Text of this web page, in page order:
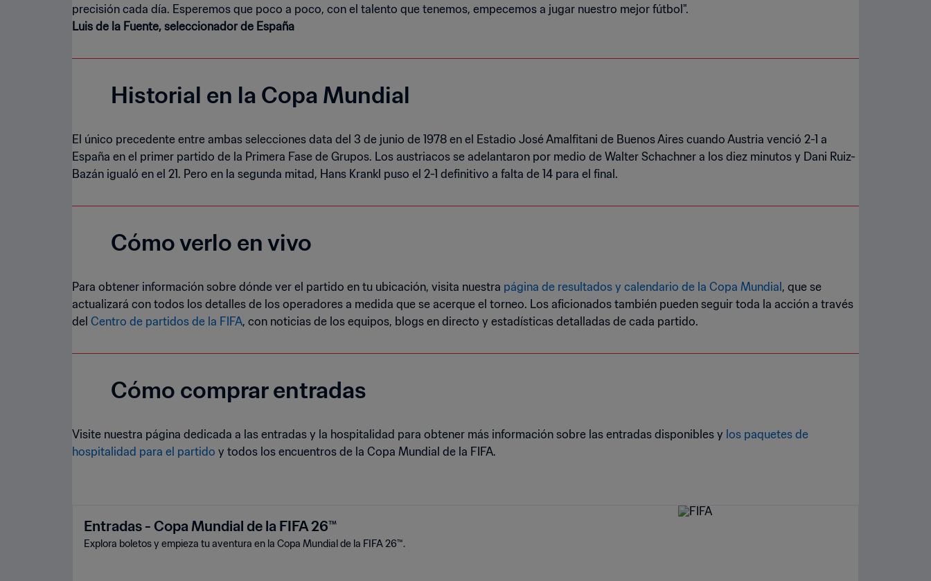
precisión cada día. Esperemos que poco a poco, con el talento que tenemos, empecemos a jugar nuestro mejor fútbol".
Luis de la Fuente, seleccionador de España
Historial en la Copa Mundial
El único precedente entre ambas selecciones data del 3 de junio de 1978 en el Estadio José Amalfitani de Buenos Aires cuando Austria venció 2-1 a
España en el primer partido de la Primera Fase de Grupos. Los austriacos se adelantaron por medio de Walter Schachner a los diez minutos y Dani Ruiz-
Bazán igualó en el 21. Pero en la segunda mitad, Hans Krankl puso el 2-1 definitivo a falta de 14 para el final.
Cómo verlo en vivo
Para obtener información sobre dónde ver el partido en tu ubicación, visita nuestra página de resultados y calendario de la Copa Mundial , que se
actualizará con todos los detalles de los operadores a medida que se acerque el torneo. Los aficionados también pueden seguir toda la acción a través
del Centro de partidos de la FIFA, con noticias de los equipos, blogs en directo y estadísticas detalladas de cada partido.
Cómo comprar entradas
Visite nuestra página dedicada a las entradas y la hospitalidad para obtener más información sobre las entradas disponibles y los paquetes de
hospitalidad para el partido y todos los encuentros de la Copa Mundial de la FIFA.
Entradas - Copa Mundial de la FIFA 26™
Explora boletos y empieza tu aventura en la Copa Mundial de la FIFA 26™.